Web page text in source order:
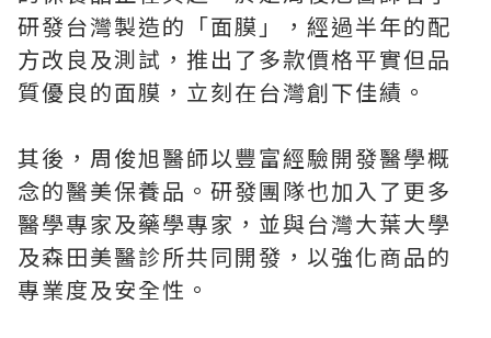
研發台灣製造的「面膜」，經過半年的配
方改良及測試，推出了多款價格平實但品
質優良的面膜，立刻在台灣創下佳績。
其後，周俊旭醫師以豐富經驗開發醫學概
念的醫美保養品。研發團隊也加入了更多
醫學專家及藥學專家，並與台灣大葉大學
及森田美醫診所共同開發，以強化商品的
專業度及安全性。